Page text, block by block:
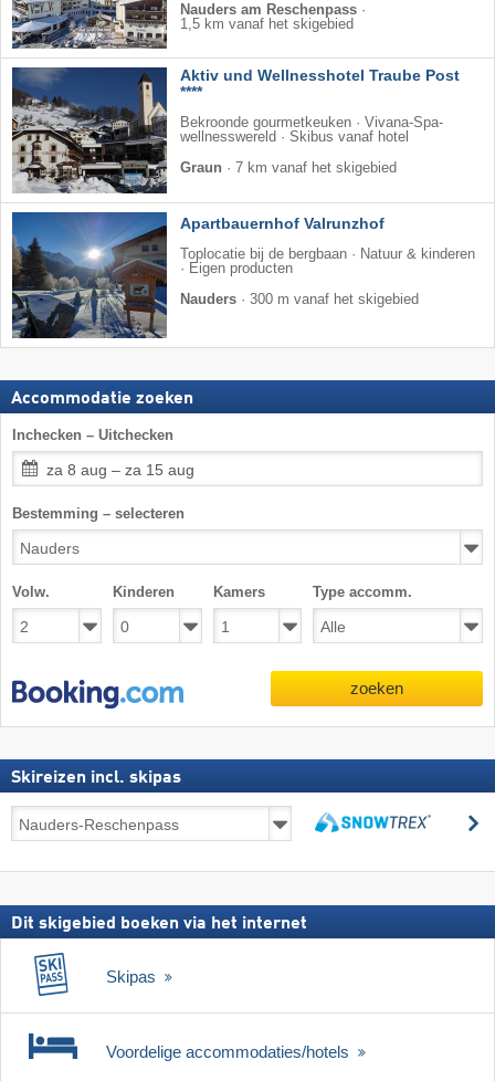
Nauders am Reschenpass ·
1,5 km vanaf het skigebied
Aktiv und Wellnesshotel Traube Post
****
Bekroonde gourmetkeuken · Vivana-Spa-
wellnesswereld · Skibus vanaf hotel
Graun · 7 km vanaf het skigebied
Apartbauernhof Valrunzhof
Toplocatie bij de bergbaan · Natuur & kinderen
· Eigen producten
Nauders · 300 m vanaf het skigebied
Accommodatie zoeken
Inchecken – Uitchecken
za 8 aug – za 15 aug
Bestemming – selecteren
Volw. Kinderen Kamers Type accomm.
zoeken
Skireizen incl. skipas
Skireizen
incl.
Dit skigebied boeken via het internet
Skipas
Voordelige accommodaties/hotels